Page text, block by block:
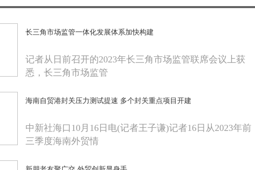
长三角市场监管一体化发展体系加快构建
记者从日前召开的2023年长三角市场监管联席会议上获
悉，长三角市场监管
海南自贸港封关压力测试提速 多个封关重点项目开建
中新社海口10月16日电(记者王子谦)记者16日从2023年前
三季度海南外贸情